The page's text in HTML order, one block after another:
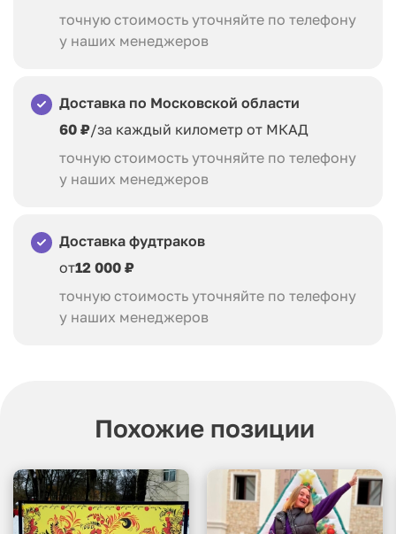
точную стоимость уточняйте по телефону
у наших менеджеров
Доставка по Московской области
60 ₽/за каждый километр от МКАД
точную стоимость уточняйте по телефону
у наших менеджеров
Доставка фудтраков
от12 000 ₽
точную стоимость уточняйте по телефону
у наших менеджеров
Похожие позиции